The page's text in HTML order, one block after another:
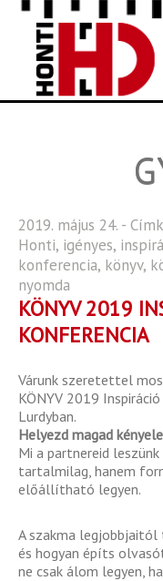
2019. május 24. -
Honti, igényes,
konferencia, könyv,
nyomda
KÖNYV 2019
KONFERENCIA
Várunk szeretettel
KÖNYV 2019
Lurdyban.
Helyezd magad
Mi a partnereid leszünk
tartalmilag, hanem
előállítható legyen.
A szakma
és hogyan építs
ne csak álom legyen,